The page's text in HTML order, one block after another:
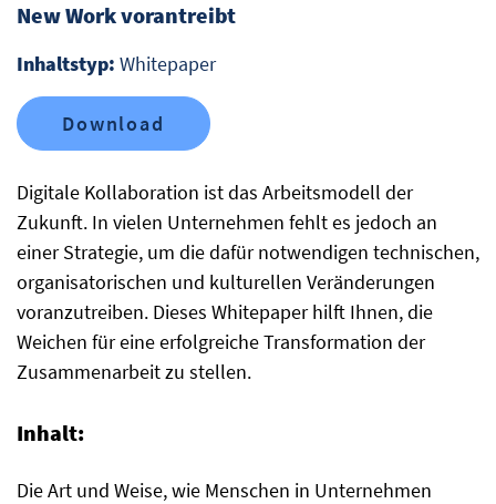
Digitale Kollaboration ist das Arbeitsmodell der
Zukunft. In vielen Unternehmen fehlt es jedoch an
einer Strategie, um die dafür notwendigen technischen,
organisatorischen und kulturellen Veränderungen
voranzutreiben. Dieses Whitepaper hilft Ihnen, die
Weichen für eine erfolgreiche Transformation der
Zusammenarbeit zu stellen.
Inhalt:
Die Art und Weise, wie Menschen in Unternehmen
New Work vorantreibt
Inhaltstyp: Whitepaper
Download